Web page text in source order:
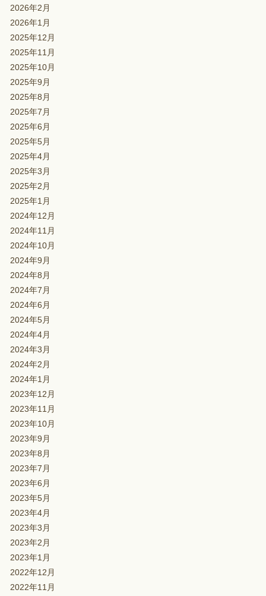
2026年2月
2026年1月
2025年12月
2025年11月
2025年10月
2025年9月
2025年8月
2025年7月
2025年6月
2025年5月
2025年4月
2025年3月
2025年2月
2025年1月
2024年12月
2024年11月
2024年10月
2024年9月
2024年8月
2024年7月
2024年6月
2024年5月
2024年4月
2024年3月
2024年2月
2024年1月
2023年12月
2023年11月
2023年10月
2023年9月
2023年8月
2023年7月
2023年6月
2023年5月
2023年4月
2023年3月
2023年2月
2023年1月
2022年12月
2022年11月